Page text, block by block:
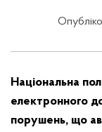
Національна
електронного
порушень, що